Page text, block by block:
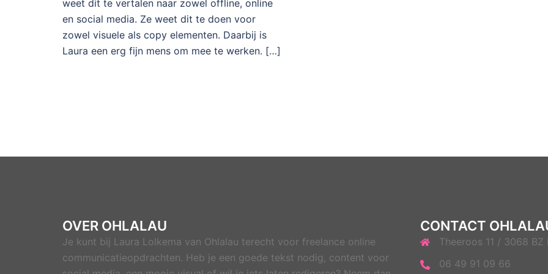
weet dit te vertalen naar zowel offline, online
en social media. Ze weet dit te doen voor
zowel visuele als copy elementen. Daarbij is
Laura een erg fijn mens om mee te werken. […]
OVER OHLALAU
Je kunt bij Laura Lolkema van Ohlalau terecht voor freelance online
communicatieopdrachten. Heb je een goede tekst nodig, content voor
CONTACT
Theeroos 11 / 3068
06 49 91 09 66